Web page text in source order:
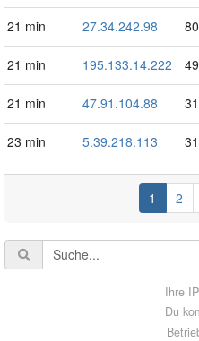
21 min 27.34.242.98 80
21 min 195.133.14.222
21 min 47.91.104.88
23 min 5.39.218.113
1 2
Ihre
Du